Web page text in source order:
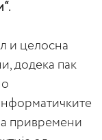
и целосна
додека пак
привремени